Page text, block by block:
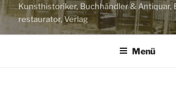
Kunsthistoriker, Buchhändler & Antiquar,
restaurator, Verlag
Menü